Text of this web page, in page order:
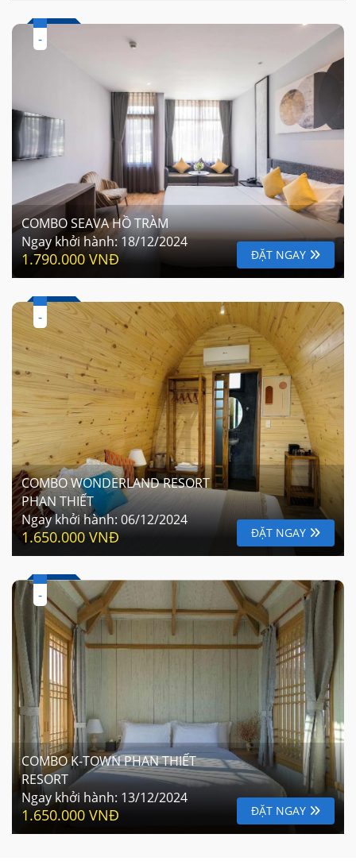
-
COMBO SEAVA HỒ TRÀM
Ngay khởi hành:18/12/2024
1.790.000 VNĐ ĐẶT NGAY
-
COMBO WONDERLAND RESORT
PHAN THIẾT
Ngay khởi hành:06/12/2024
1.650.000 VNĐ ĐẶT NGAY
-
COMBO K-TOWN PHAN THIẾT
RESORT
Ngay khởi hành: 13/12/2024
1.650.000 VNĐ ĐẶT NGAY